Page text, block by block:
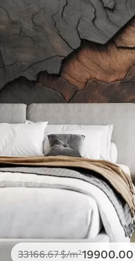
33166.67$/m²19900 .00